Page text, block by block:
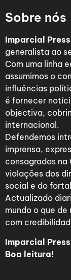
Sobre nós
Imparcial
generalista ao
Com uma linha
assumimos o
influências
é fornecer
objectiva,
internacional.
Defendemos
imprensa,
consagradas
violações dos
social e do
Actualizado
mundo o que
com
Imparcial Press
Boa leitura!